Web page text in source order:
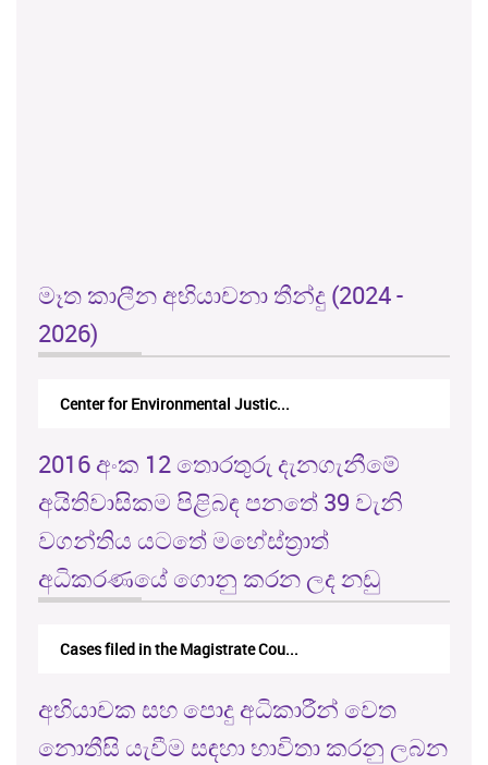
මෑත කාලීන අභියාචනා තීන්දු (2024 -
2026)
Center for Environmental Justic...
2016 අංක 12 තොරතුරු දැනගැනීමේ
අයිතිවාසිකම පිළිබඳ පනතේ 39 වැනි
වගන්තිය යටතේ මහේස්ත්‍රාත්
අධිකරණයේ ගොනු කරන ලද නඩු
Cases filed in the Magistrate Cou...
අභියාචක සහ පොදු අධිකාරීන් වෙත
නොතීසි යැවීම සඳහා භාවිතා කරනු ලබන